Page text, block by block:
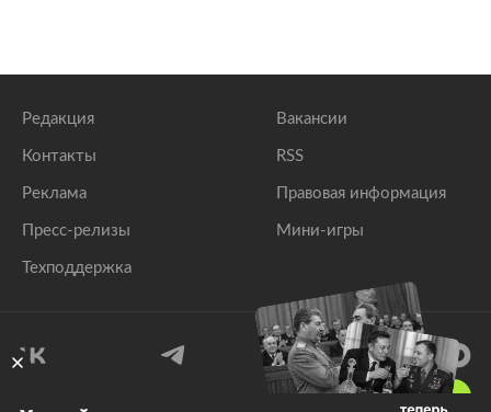
Редакция
Контакты
Реклама
Пресс-релизы
Техподдержка
Вакансии
RSS
Правовая информация
Мини-игры